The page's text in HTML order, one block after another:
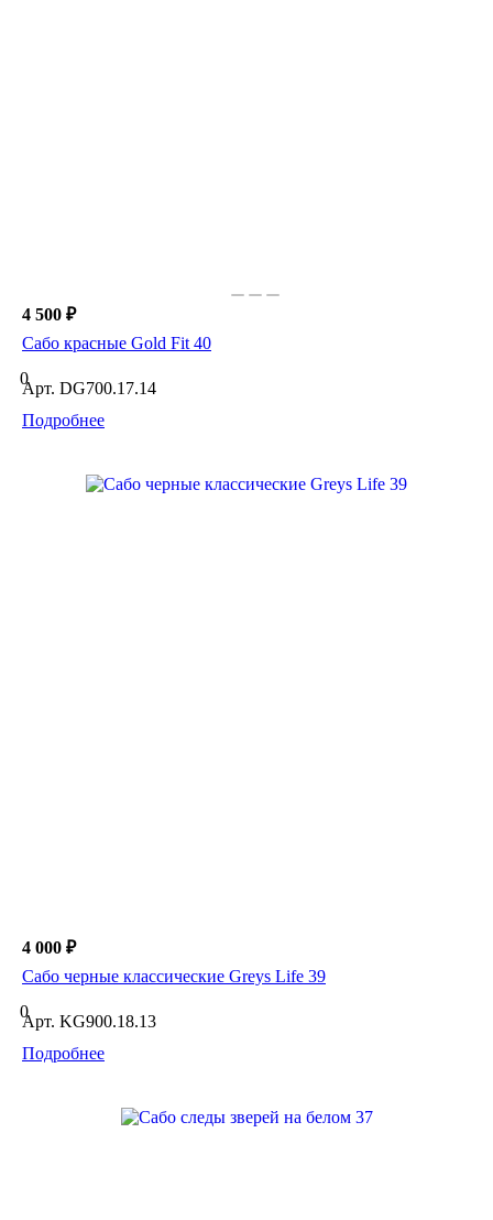
4 500 ₽
Сабо красные Gold Fit 40
0
Арт. DG700.17.14
Подробнее
4 000 ₽
Сабо черные классические Greys Life 39
0
Арт. KG900.18.13
Подробнее